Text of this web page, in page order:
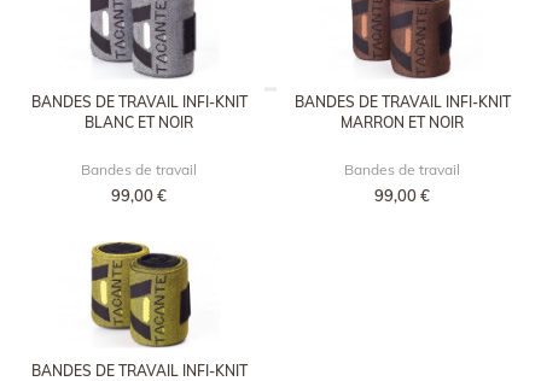
BANDES DE TRAVAIL INFI-KNIT
BLANC ET NOIR
Bandes de travail
99,00 €
BANDES DE TRAVAIL INFI-KNIT
MARRON ET NOIR
Bandes de travail
99,00 €
BANDES DE TRAVAIL INFI-KNIT